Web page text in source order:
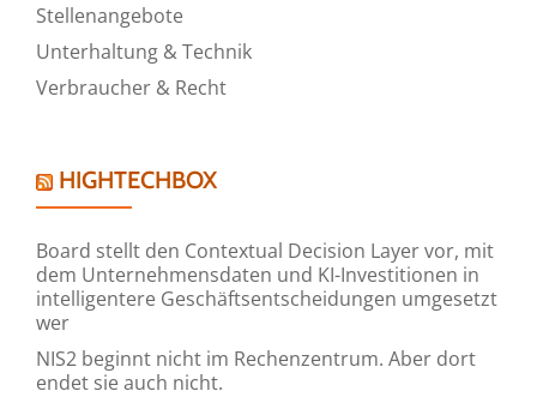
Stellenangebote
Unterhaltung & Technik
Verbraucher & Recht
HIGHTECHBOX
Board stellt den Contextual Decision Layer vor, mit
dem Unternehmensdaten und KI-Investitionen in
intelligentere Geschäftsentscheidungen umgesetzt
wer
NIS2 beginnt nicht im Rechenzentrum. Aber dort
endet sie auch nicht.